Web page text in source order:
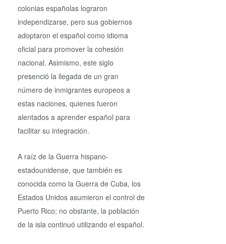
colonias españolas lograron
independizarse, pero sus gobiernos
adoptaron el español como idioma
oficial para promover la cohesión
nacional. Asimismo, este siglo
presenció la llegada de un gran
número de inmigrantes europeos a
estas naciones, quienes fueron
alentados a aprender español para
facilitar su integración.
A raíz de la Guerra hispano-
estadounidense, que también es
conocida como la Guerra de Cuba, los
Estados Unidos asumieron el control de
Puerto Rico; no obstante, la población
de la isla continuó utilizando el español.